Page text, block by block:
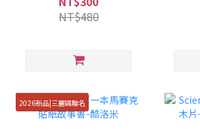
NT$480
2026新品|三麗鷗聯名